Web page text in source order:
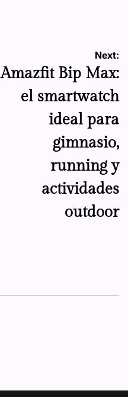
Next:
Amazfit Bip Max:
el smartwatch
ideal para
gimnasio,
running y
actividades
outdoor